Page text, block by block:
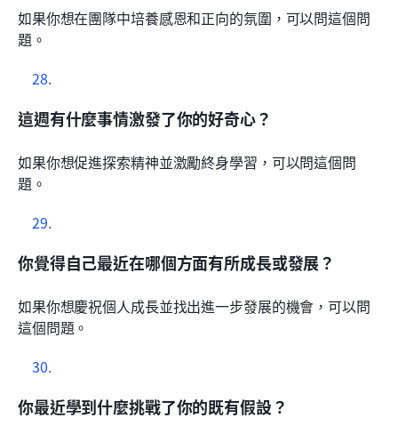
如果你想在團隊中培養感恩和正向的氛圍，可以問這個問
題。
這週有什麼事情激發了你的好奇心？
如果你想促進探索精神並激勵終身學習，可以問這個問
題。
你覺得自己最近在哪個方面有所成長或發展？
如果你想慶祝個人成長並找出進一步發展的機會，可以問
這個問題。
你最近學到什麼挑戰了你的既有假設？